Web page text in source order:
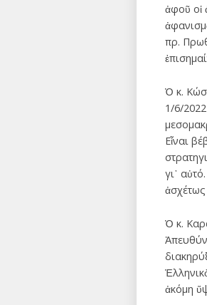
ἀφοῦ οἱ
πρ.
Ὁ κ.
1/6/2022
Εἶναι
γι᾽
Ὁ κ.
ἀκόμη